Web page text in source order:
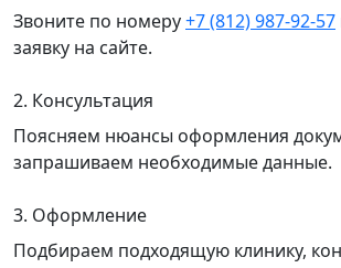
Звоните по номеру+7 (812) 987-92-57
заявку на сайте.
2. Консультация
Поясняем нюансы оформления
запрашиваем необходимые данные.
3. Оформление
Подбираем подходящую клинику,